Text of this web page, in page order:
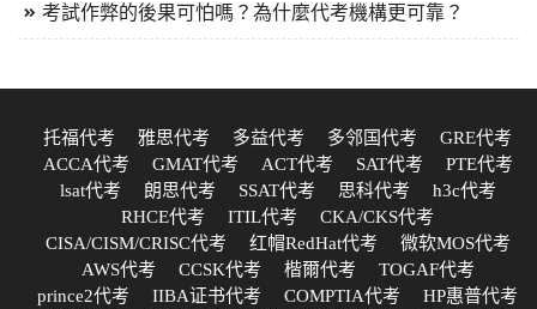
考試作弊的後果可怕嗎？為什麼代考機構更可靠？
托福代考 雅思代考 多益代考 多邻国代考
GRE代考
ACCA代考
GMAT代考 ACT代考 SAT代考
PTE代考
lsat代考
朗思代考 SSAT代考 思科代考
h3c代考
RHCE代考
ITIL代考
CKA/CKS代考
CISA/CISM/CRISC代考
红帽RedHat代考
微软MOS代考
AWS代考
CCSK代考 楷爾代考
TOGAF代考
prince2代考
IIBA证书代考 COMPTIA代考
HP惠普代考